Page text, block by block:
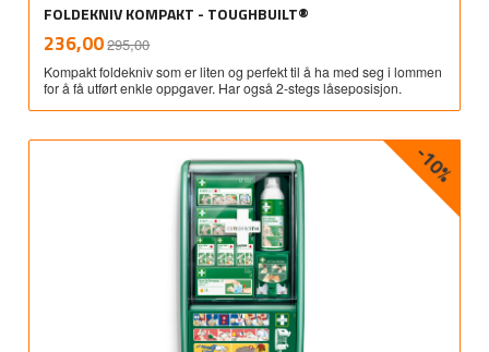
FOLDEKNIV KOMPAKT - TOUGHBUILT®
Tilbud
236,00295,00mva.
Kompakt foldekniv som er liten og perfekt til å ha med seg i lommen
for å få utført enkle oppgaver. Har også 2-stegs låseposisjon.
-10%